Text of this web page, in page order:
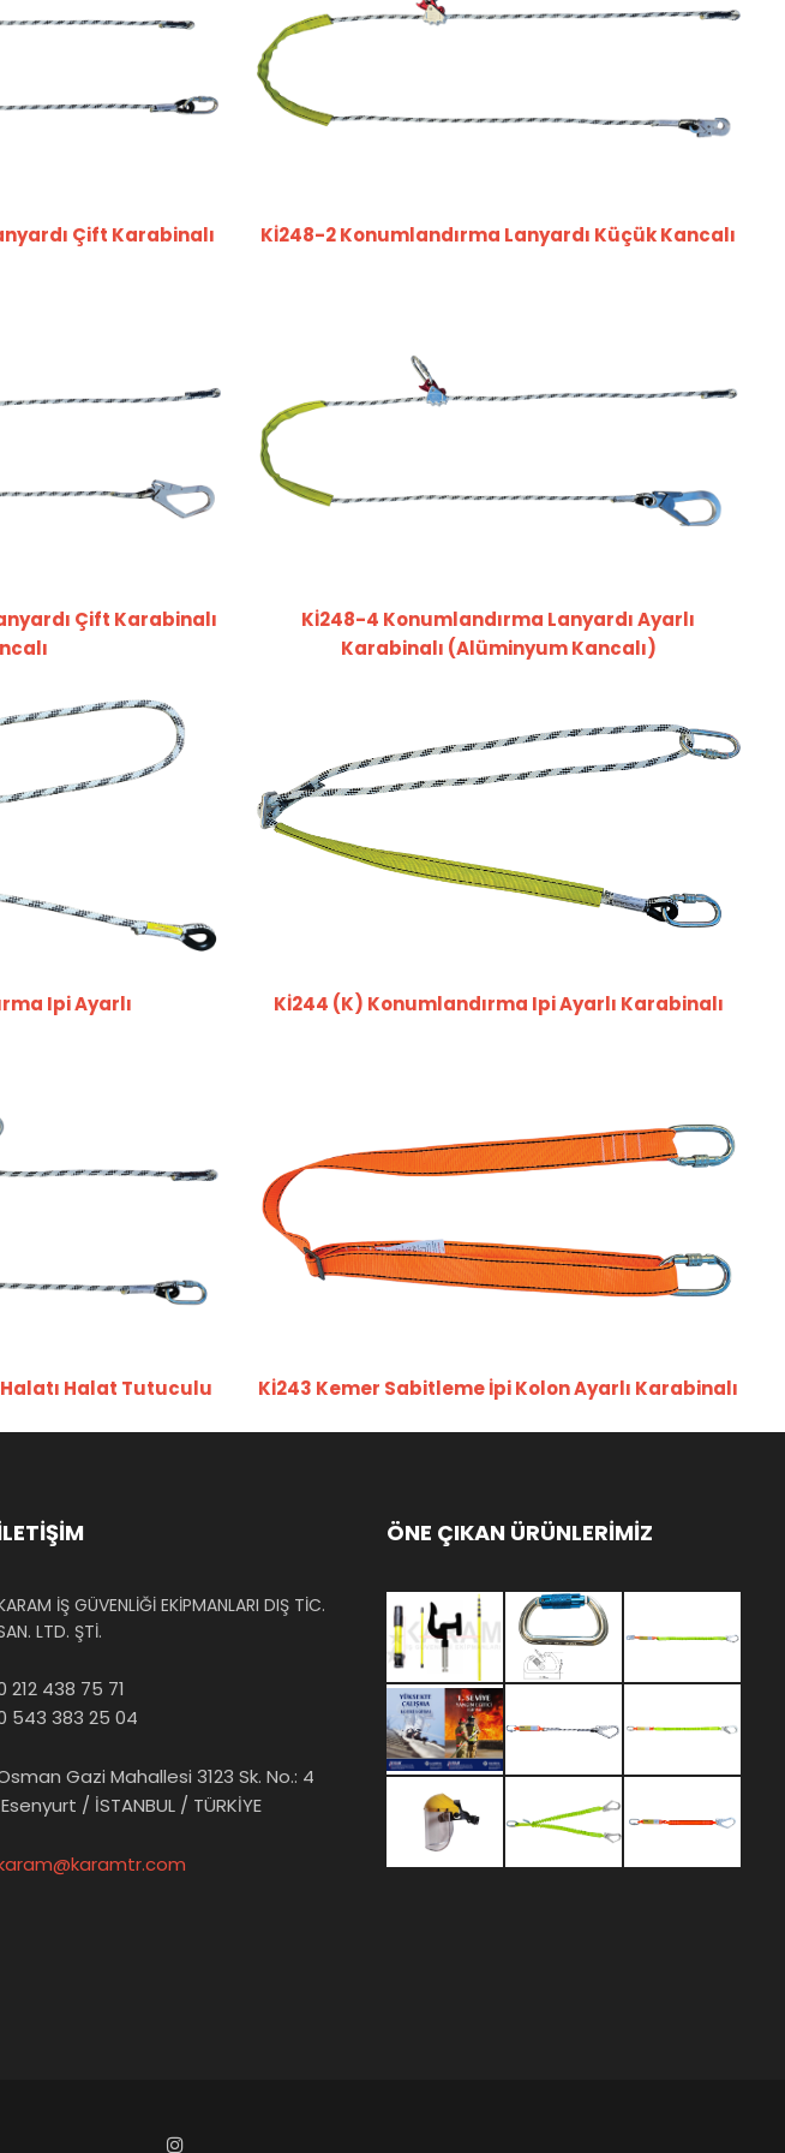
Çift Karabinalı Kİ248-2 Konumlandırma Lanyardı Küçük Kancalı
Çift Karabinalı
Kİ248-4 Konumlandırma Lanyardı Ayarlı
Karabinalı (Alüminyum Kancalı)
Ipi Ayarlı Kİ244 (K) Konumlandırma Ipi Ayarlı Karabinalı
Halat Tutuculu Kİ243 Kemer Sabitleme İpi Kolon Ayarlı Karabinalı
İŞ GÜVENLİĞİ EKİPMANLARI DIŞ TİC.
LTD. ŞTİ.
212 438 75 71
543 383 25 04
Gazi Mahallesi 3123 Sk. No.: 4
Esenyurt / İSTANBUL / TÜRKİYE
ÖNE ÇIKAN ÜRÜNLERİMİZ